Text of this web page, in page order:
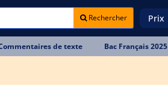
Rechercher Prix
de texte Bac Français 2025